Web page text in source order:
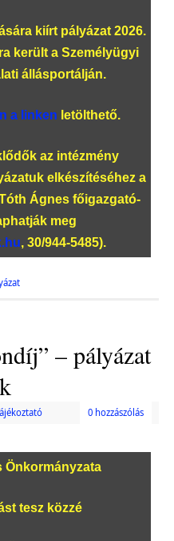
kiírt pályázat 2026.
került a Személyügyi
állásportálján.
a linken letölthető.
az intézmény
elkészítéséhez a
Ágnes főigazgató-
meg
, 30/944-5485).
– pályázat
0 hozzászólás
Önkormányzata
tesz közzé